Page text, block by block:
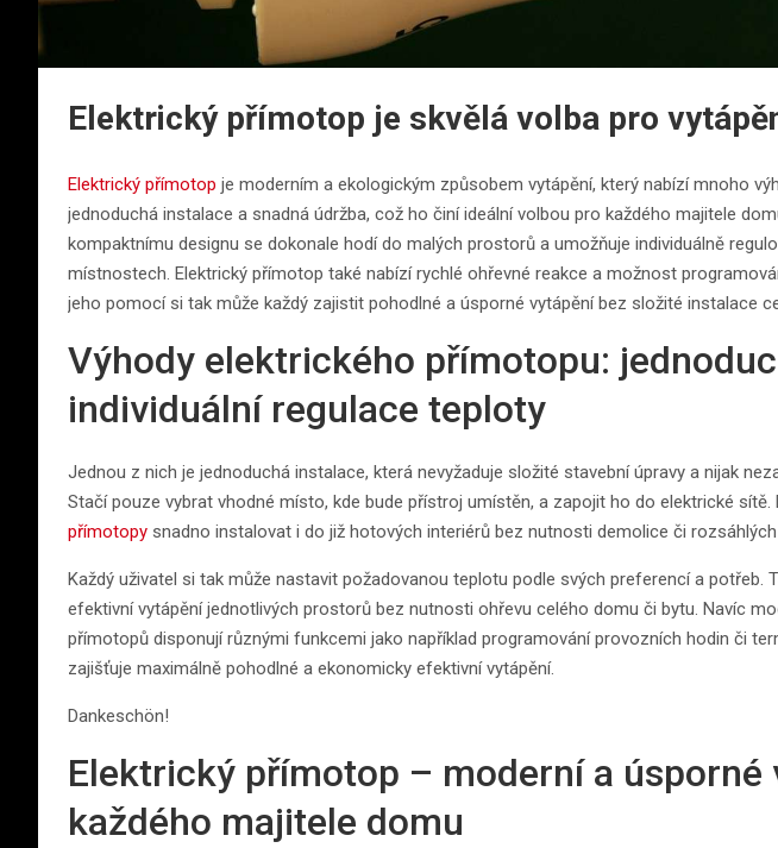
Elektrický přímotop je skvělá volba pro
Elektrický přímotop je moderním a ekologickým způsobem vytápění, který nabízí mnoho
jednoduchá instalace a snadná údržba, což ho činí ideální volbou pro každého majitele
kompaktnímu designu se dokonale hodí do malých prostorů a umožňuje individuálně
místnostech. Elektrický přímotop také nabízí rychlé ohřevné reakce a možnost
jeho pomocí si tak může každý zajistit pohodlné a úsporné vytápění bez složité instalace
Výhody elektrického přímotopu:
individuální regulace teploty
Jednou z nich je jednoduchá instalace, která nevyžaduje složité stavební úpravy a nijak
Stačí pouze vybrat vhodné místo, kde bude přístroj umístěn, a zapojit ho do elektrické sítě.
přímotopy snadno instalovat i do již hotových interiérů bez nutnosti demolice či rozsáhlých
Každý uživatel si tak může nastavit požadovanou teplotu podle svých preferencí a potřeb.
efektivní vytápění jednotlivých prostorů bez nutnosti ohřevu celého domu či bytu. Navíc
přímotopů disponují různými funkcemi jako například programování provozních hodin či
zajišťuje maximálně pohodlné a ekonomicky efektivní vytápění.
Dankeschön!
Elektrický přímotop – moderní a úsporné
každého majitele domu